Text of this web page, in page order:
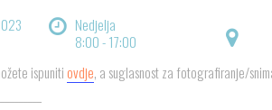
Nedjelja
8:00 - 17:00
ispunitiovdje, a suglasnost za fotografiranje/